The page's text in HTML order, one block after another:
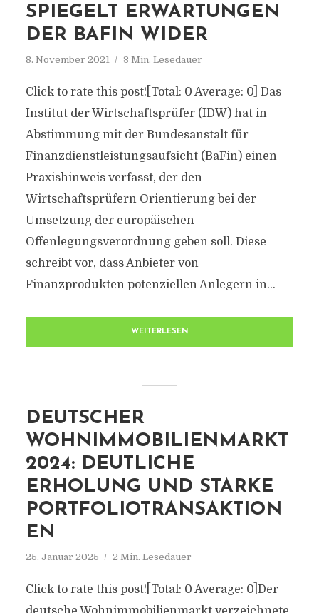
SPIEGELT ERWARTUNGEN
DER BAFIN WIDER
8. November 2021 3 Min. Lesedauer
Click to rate this post![Total: 0 Average: 0] Das
Institut der Wirtschaftsprüfer (IDW) hat in
Abstimmung mit der Bundesanstalt für
Finanzdienstleistungsaufsicht (BaFin) einen
Praxishinweis verfasst, der den
Wirtschaftsprüfern Orientierung bei der
Umsetzung der europäischen
Offenlegungsverordnung geben soll. Diese
schreibt vor, dass Anbieter von
Finanzprodukten potenziellen Anlegern in...
WEITERLESEN
DEUTSCHER
WOHNIMMOBILIENMARKT
2024: DEUTLICHE
ERHOLUNG UND STARKE
PORTFOLIOTRANSAKTION
EN
25. Januar 2025 2 Min. Lesedauer
Click to rate this post![Total: 0 Average: 0]Der